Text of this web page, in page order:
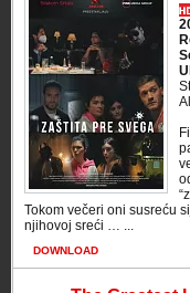
Tokom večeri oni susreću
njihovoj sreći … ...
DOWNLOAD